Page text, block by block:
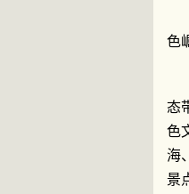
色
态
色
海
景